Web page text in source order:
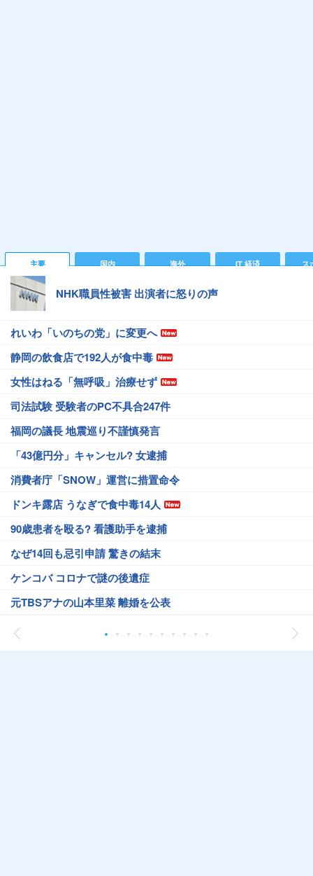
主要 国内 海外 IT 経済 ス
NHK職員性被害 出演者に怒りの声
れいわ「いのちの党」に変更へ
静岡の飲食店で192人が食中毒
女性はねる「無呼吸」治療せず
司法試験 受験者のPC不具合247件
福岡の議長 地震巡り不謹慎発言
「43億円分」キャンセル? 女逮捕
消費者庁「SNOW」運営に措置命令
ドンキ露店 うなぎで食中毒14人
90歳患者を殴る? 看護助手を逮捕
なぜ14回も忌引申請 驚きの結末
ケンコバ コロナで謎の後遺症
元TBSアナの山本里菜 離婚を公表